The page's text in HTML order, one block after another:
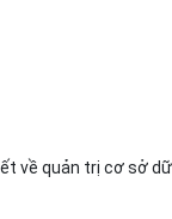
về quản trị cơ sở dữ